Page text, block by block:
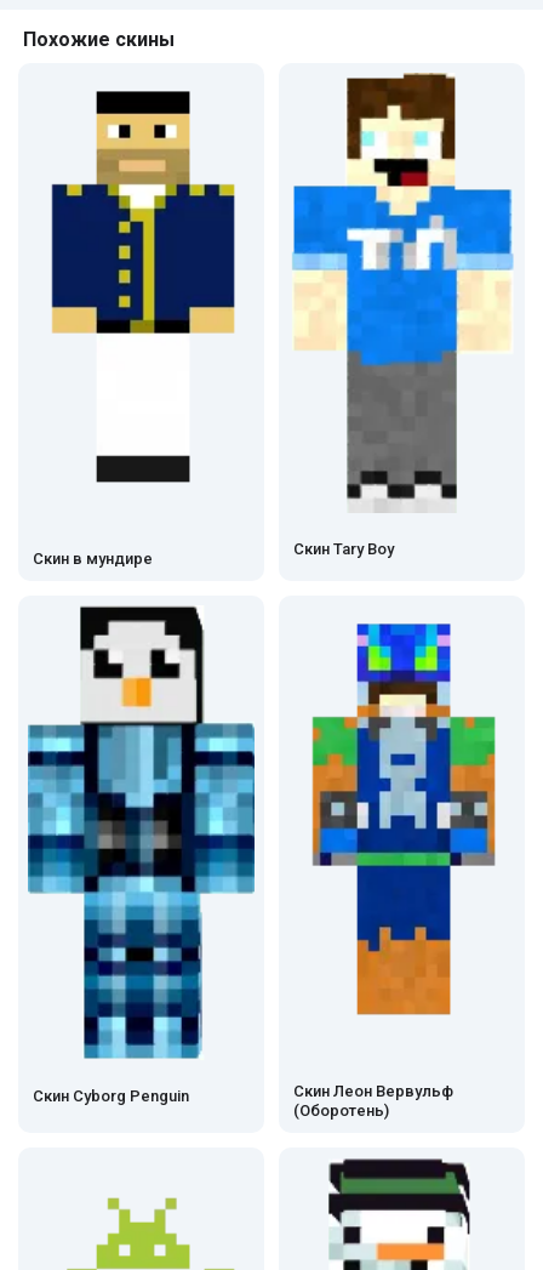
Похожие скины
Скин в мундире Скин Tary Boy
Скин Cyborg Penguin
Скин Леон Вервульф
(Оборотень)